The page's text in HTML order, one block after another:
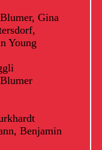
Gina
Young
Benjamin